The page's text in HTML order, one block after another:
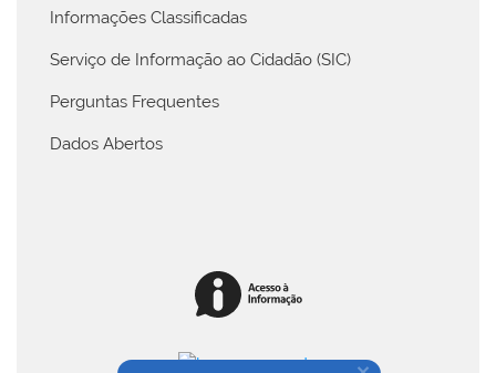
Informações Classificadas
Serviço de Informação ao Cidadão (SIC)
Perguntas Frequentes
Dados Abertos